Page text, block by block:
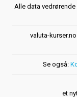
Alle data
valuta-
Se også:
et